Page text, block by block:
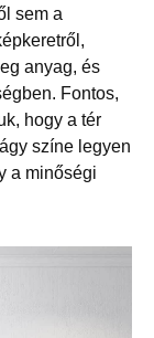
sem a
anyag, és
Fontos,
hogy a tér
színe legyen
a minőségi